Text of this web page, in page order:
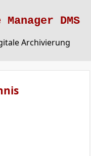
DMS
Archivierung